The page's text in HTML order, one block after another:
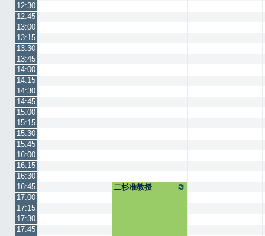
12:30
12:45
13:00
13:15
13:30
13:45
14:00
14:15
14:30
14:45
15:00
15:15
15:30
15:45
16:00
16:15
16:30
16:45
二杉准教授
17:00
17:15
17:30
17:45